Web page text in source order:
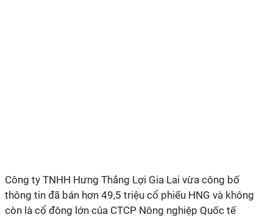
Công ty TNHH Hưng Thắng Lợi Gia Lai vừa công bố
thông tin đã bán hơn 49,5 triệu cổ phiếu HNG và không
còn là cổ đông lớn của CTCP Nông nghiệp Quốc tế